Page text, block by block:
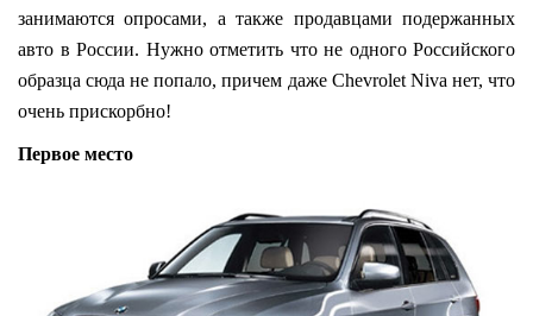
занимаются опросами, а также продавцами подержанных
авто в России. Нужно отметить что не одного Российского
образца сюда не попало, причем даже Chevrolet Niva нет, что
очень прискорбно!
Первое место